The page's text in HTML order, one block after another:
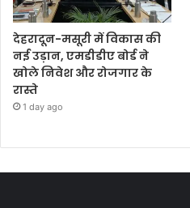
देहरादून-मसूरी में विकास की
नई उड़ान, एमडीडीए बोर्ड ने
खोले निवेश और रोजगार के
रास्ते
1 day ago